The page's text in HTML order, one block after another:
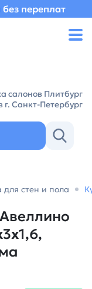
переплат
салонов Плитбург
г. Санкт-Петербург
для стен и пола